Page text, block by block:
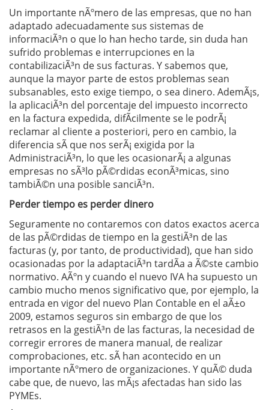
Un importante nÃºmero de las empresas, que no han
adaptado adecuadamente sus sistemas de
informaciÃ³n o que lo han hecho tarde, sin duda han
sufrido problemas e interrupciones en la
contabilizaciÃ³n de sus facturas. Y sabemos que,
aunque la mayor parte de estos problemas sean
subsanables, esto exige tiempo, o sea dinero. AdemÃ¡s,
la aplicaciÃ³n del porcentaje del impuesto incorrecto
en la factura expedida, difÃ­cilmente se le podrÃ¡
reclamar al cliente a posteriori, pero en cambio, la
diferencia sÃ­ que nos serÃ¡ exigida por la
AdministraciÃ³n, lo que les ocasionarÃ¡ a algunas
empresas no sÃ³lo pÃ©rdidas econÃ³micas, sino
tambiÃ©n una posible sanciÃ³n.
Perder tiempo es perder dinero
Seguramente no contaremos con datos exactos acerca
de las pÃ©rdidas de tiempo en la gestiÃ³n de las
facturas (y, por tanto, de productividad), que han sido
ocasionadas por la adaptaciÃ³n tardÃ­a a Ã©ste cambio
normativo. AÃºn y cuando el nuevo IVA ha supuesto un
cambio mucho menos significativo que, por ejemplo, la
entrada en vigor del nuevo Plan Contable en el aÃ±o
2009, estamos seguros sin embargo de que los
retrasos en la gestiÃ³n de las facturas, la necesidad de
corregir errores de manera manual, de realizar
comprobaciones, etc. sÃ­ han acontecido en un
importante nÃºmero de organizaciones. Y quÃ© duda
cabe que, de nuevo, las mÃ¡s afectadas han sido las
PYMEs.